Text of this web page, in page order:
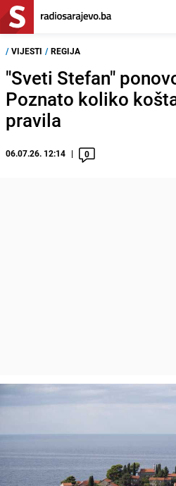
/ VIJESTI / REGIJA
"Sveti Stefan"
Poznato koliko
pravila
06.07.26. 12:14 0